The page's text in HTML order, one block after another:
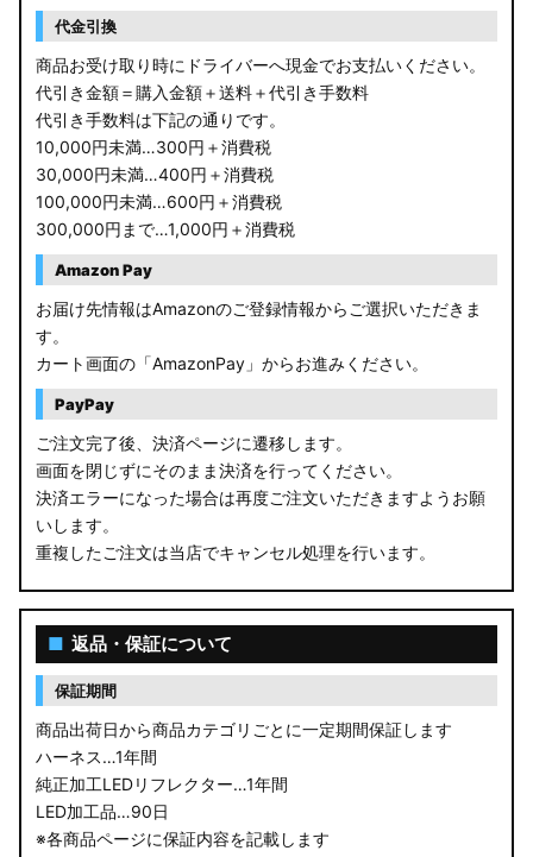
RP6/7 ステップワゴン
RP1/2 RP3/4 ステップワゴン/スパーダ
RK5/6 ステップワゴンスパーダ
RC1/2 オデッセイ
GB5〜8 フリード
GR フィット
GP5/6 GK3〜6 フィット
MK53S スペーシアカスタム
MA37S/MA27S ソリオ / ソリオ バンディット
MA26S/MA36S ソリオ
ZC33S スイフトスポーツ
LA650S タントカスタム
LA600S タントカスタム
LA150S ムーヴカスタム
LA700S ウェイク
GN0W アウトランダー
代金引換
商品お受け取り時にドライバーへ現金でお支払いください。
代引き金額＝購入金額＋送料＋代引き手数料
代引き手数料は下記の通りです。
10,000円未満…300円＋消費税
30,000円未満…400円＋消費税
100,000円未満…600円＋消費税
300,000円まで…1,000円＋消費税
Amazon Pay
お届け先情報はAmazonのご登録情報からご選択いただきま
す。
カート画面の「AmazonPay」からお進みください。
PayPay
ご注文完了後、決済ページに遷移します。
画面を閉じずにそのまま決済を行ってください。
決済エラーになった場合は再度ご注文いただきますようお願
いします。
重複したご注文は当店でキャンセル処理を行います。
■ 返品・保証について
保証期間
商品出荷日から商品カテゴリごとに一定期間保証します
ハーネス…1年間
純正加工LEDリフレクター…1年間
LED加工品…90日
※各商品ページに保証内容を記載します